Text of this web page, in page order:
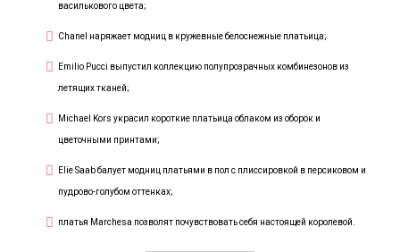
василькового цвета;
Chanel наряжает модниц в кружевные белоснежные платьица;
Emilio Pucci выпустил коллекцию полупрозрачных комбинезонов из
летящих тканей;
Michael Kors украсил короткие платьица облаком из оборок и
цветочными принтами;
Elie Saab балует модниц платьями в пол с плиссировкой в персиковом и
пудрово-голубом оттенках;
платья Marchesa позволят почувствовать себя настоящей королевой.